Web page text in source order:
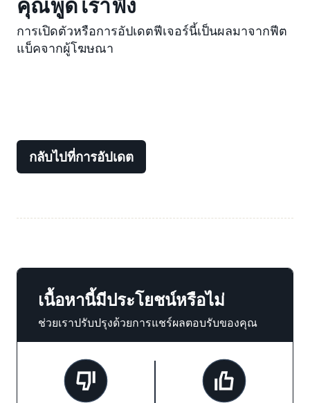
คุณพูด เราฟัง
การเปิดตัวหรือการอัปเดตฟีเจอร์นี้เป็นผลมาจากฟีต
แบ็คจากผู้โฆษณา
กลับไปที่การอัปเดต
เนื้อหานี้มีประโยชน์หรือไม่
ช่วยเราปรับปรุงด้วยการแชร์ผลตอบรับของคุณ